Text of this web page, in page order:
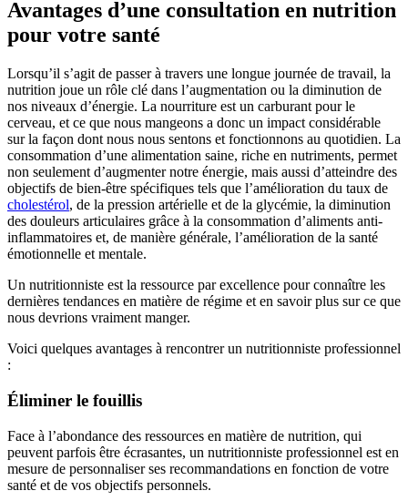
Avantages d’une consultation en nutrition
pour votre santé
Lorsqu’il s’agit de passer à travers une longue journée de travail, la
nutrition joue un rôle clé dans l’augmentation ou la diminution de
nos niveaux d’énergie. La nourriture est un carburant pour le
cerveau, et ce que nous mangeons a donc un impact considérable
sur la façon dont nous nous sentons et fonctionnons au quotidien. La
consommation d’une alimentation saine, riche en nutriments, permet
non seulement d’augmenter notre énergie, mais aussi d’atteindre des
objectifs de bien-être spécifiques tels que l’amélioration du taux de
cholestérol, de la pression artérielle et de la glycémie, la diminution
des douleurs articulaires grâce à la consommation d’aliments anti-
inflammatoires et, de manière générale, l’amélioration de la santé
émotionnelle et mentale.
Un nutritionniste est la ressource par excellence pour connaître les
dernières tendances en matière de régime et en savoir plus sur ce que
nous devrions vraiment manger.
Voici quelques avantages à rencontrer un nutritionniste professionnel
:
Éliminer le fouillis
Face à l’abondance des ressources en matière de nutrition, qui
peuvent parfois être écrasantes, un nutritionniste professionnel est en
mesure de personnaliser ses recommandations en fonction de votre
santé et de vos objectifs personnels.